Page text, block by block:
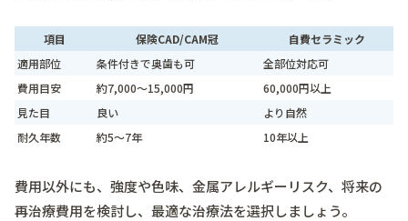
項目 保険CAD/CAM冠
自費セラミック
適用部位
条件付きで奥歯も可
全部位対応可
費用目安
約7,000～15,000円
60,000円以上
見た目
良い
より自然
耐久年数
約5～7年 10年以上
費用以外にも、強度や色味、金属アレルギーリスク、将来の
再治療費用を検討し、最適な治療法を選択しましょう。